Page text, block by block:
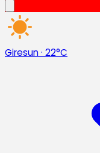
Giresun· 22°C